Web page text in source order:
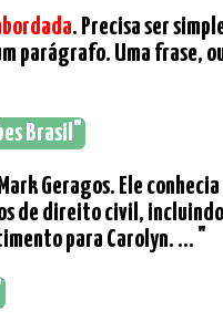
. Precisa ser
parágrafo. Uma frase,
Brasil"
Geragos. Ele
de direito civil,
para Carolyn. ... "